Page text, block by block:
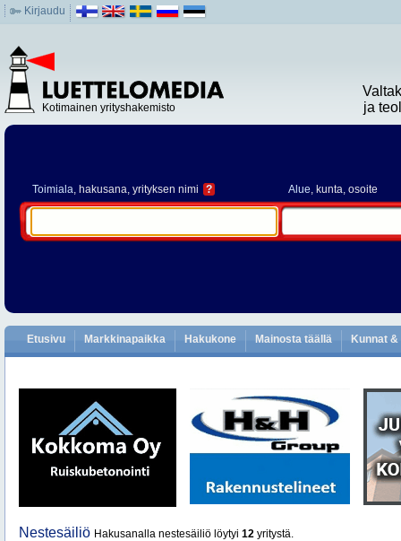
Kirjaudu
Kotimainen yrityshakemisto
ja
Toimiala, hakusana, yrityksen nimi ? Alue, kunta, osoite
Etusivu Markkinapaikka Hakukone Mainosta täällä Kunnat
Nestesäiliö Hakusanalla nestesäiliö löytyi 12 yritystä.